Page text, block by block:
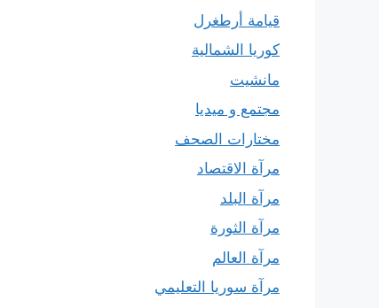
قيامة أرطغرل
كوريا الشمالية
مانشيت
مجتمع و ميديا
مختارات الصحف
مرآة الاقتصاد
مرآة البلد
مرآة الثورة
مرآة العالم
مرآة سوريا التعليمي